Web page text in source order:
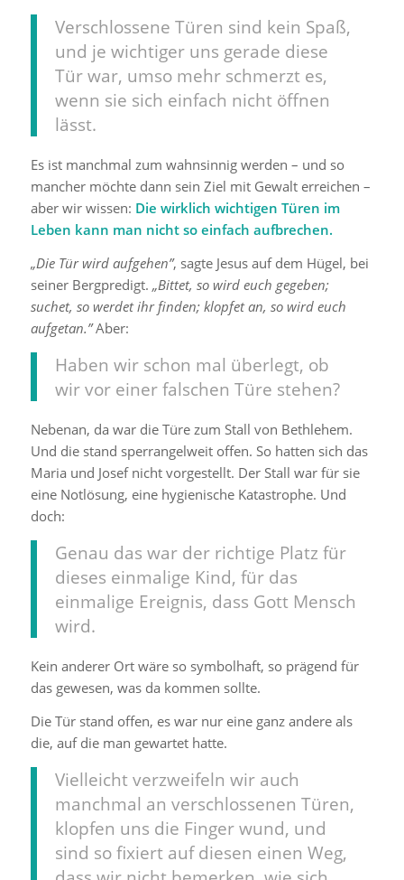
Verschlossene Türen sind kein Spaß,
und je wichtiger uns gerade diese
Tür war, umso mehr schmerzt es,
wenn sie sich einfach nicht öffnen
lässt.
Es ist manchmal zum wahnsinnig werden – und so
mancher möchte dann sein Ziel mit Gewalt erreichen –
aber wir wissen: Die wirklich wichtigen Türen im
Leben kann man nicht so einfach aufbrechen.
„Die Tür wird aufgehen”, sagte Jesus auf dem Hügel, bei
seiner Bergpredigt. „Bittet, so wird euch gegeben;
suchet, so werdet ihr finden; klopfet an, so wird euch
aufgetan.”Aber:
Haben wir schon mal überlegt, ob
wir vor einer falschen Türe stehen?
Nebenan, da war die Türe zum Stall von Bethlehem.
Und die stand sperrangelweit offen. So hatten sich das
Maria und Josef nicht vorgestellt. Der Stall war für sie
eine Notlösung, eine hygienische Katastrophe. Und
doch:
Genau das war der richtige Platz für
dieses einmalige Kind, für das
einmalige Ereignis, dass Gott Mensch
wird.
Kein anderer Ort wäre so symbolhaft, so prägend für
das gewesen, was da kommen sollte.
Die Tür stand offen, es war nur eine ganz andere als
die, auf die man gewartet hatte.
Vielleicht verzweifeln wir auch
manchmal an verschlossenen Türen,
klopfen uns die Finger wund, und
sind so fixiert auf diesen einen Weg,